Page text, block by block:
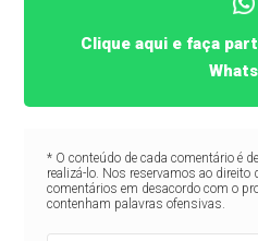
Clique aqui e faça
* O conteúdo de cada comentário é
realizá-lo. Nos reservamos ao direito
comentários em desacordo com o
contenham palavras ofensivas.